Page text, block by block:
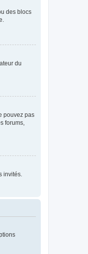
des blocs
du
pouvez pas
forums,
invités.